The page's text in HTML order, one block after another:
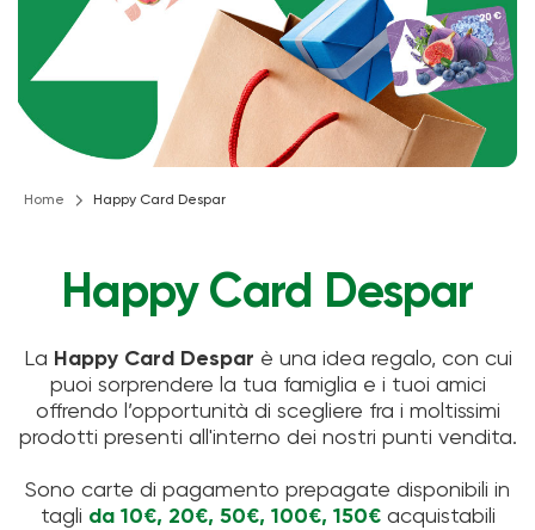
Home Happy Card Despar
Happy Card Despar
La Happy Card Despar è una idea regalo, con cui
puoi sorprendere la tua famiglia e i tuoi amici
offrendo l’opportunità di scegliere fra i moltissimi
prodotti presenti all'interno dei nostri punti vendita.
Sono carte di pagamento prepagate disponibili in
tagli da 10€, 20€, 50€, 100€, 150€acquistabili